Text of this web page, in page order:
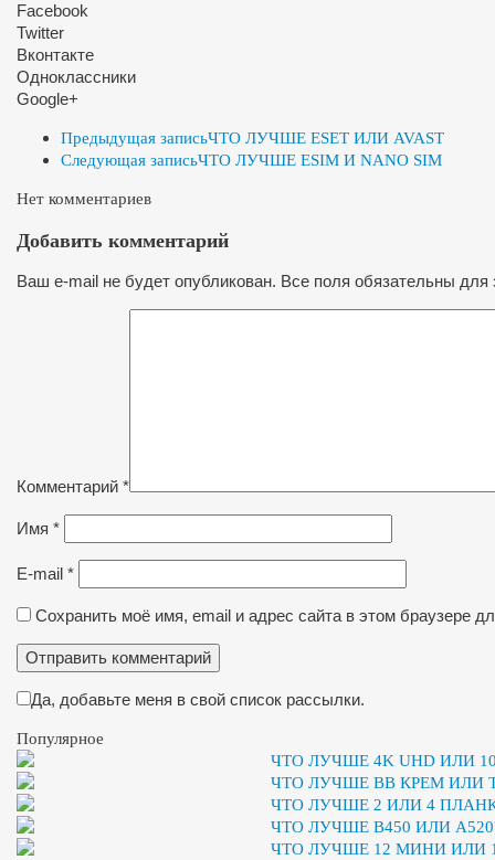
Facebook
Twitter
Вконтакте
Одноклассники
Google+
Предыдущая записьЧТО ЛУЧШЕ ESET ИЛИ AVAST
Следующая записьЧТО ЛУЧШЕ ESIM И NANO SIM
Нет комментариев
Добавить комментарий
Ваш e-mail не будет опубликован. Все поля обязательны для
Комментарий *
Имя *
E-mail *
Сохранить моё имя, email и адрес сайта в этом браузере
Да, добавьте меня в свой список рассылки.
Популярное
ЧТО ЛУЧШЕ 4K UHD ИЛИ
ЧТО ЛУЧШЕ BB КРЕМ ИЛИ
ЧТО ЛУЧШЕ 2 ИЛИ 4
ЧТО ЛУЧШЕ B450 ИЛИ
ЧТО ЛУЧШЕ 12 МИНИ ИЛИ